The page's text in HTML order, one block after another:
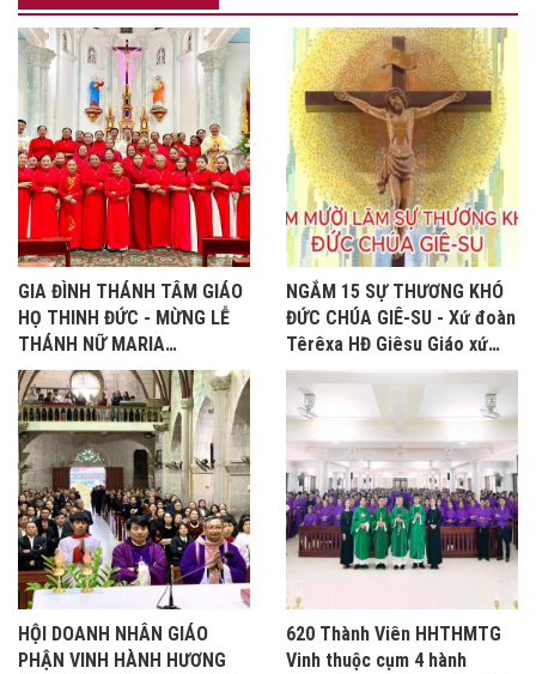
GIA ĐÌNH THÁNH TÂM GIÁO
HỌ THINH ĐỨC - MỪNG LỄ
THÁNH NỮ MARIA
MAĐALÊNA - BỔN MẠNG
NGẮM 15 SỰ THƯƠNG KHÓ
ĐỨC CHÚA GIÊ-SU - Xứ đoàn
Têrêxa HĐ Giêsu Giáo xứ
Bảo Nham, Tuần Thánh năm
2026
HỘI DOANH NHÂN GIÁO
PHẬN VINH HÀNH HƯƠNG
620 Thành Viên HHTHMTG
Vinh thuộc cụm 4 hành